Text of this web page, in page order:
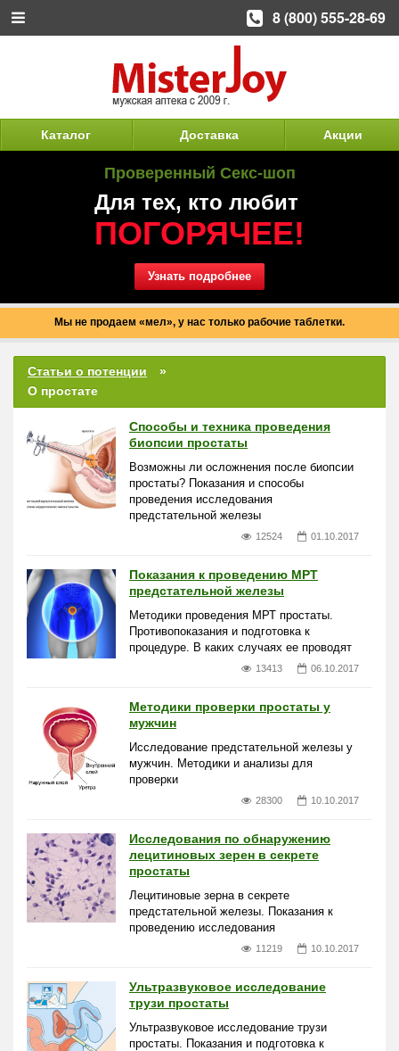
Каталог Доставка Акции
Проверенный Секс-шоп
Для тех, кто любит
ПОГОРЯЧЕЕ!
Узнать подробнее
Мы не продаем «мел», у нас только рабочие таблетки.
Статьи о потенции
О простате
Способы и техника проведения
биопсии простаты
Возможны ли осложнения после биопсии
простаты? Показания и способы
проведения исследования
предстательной железы
12524 01.10.2017
Показания к проведению МРТ
предстательной железы
Методики проведения МРТ простаты.
Противопоказания и подготовка к
процедуре. В каких случаях ее проводят
13413 06.10.2017
Методики проверки простаты у
мужчин
Исследование предстательной железы у
мужчин. Методики и анализы для
проверки
28300 10.10.2017
Исследования по обнаружению
лецитиновых зерен в секрете
простаты
Лецитиновые зерна в секрете
предстательной железы. Показания к
проведению исследования
11219 10.10.2017
Ультразвуковое исследование
трузи простаты
Ультразвуковое исследование трузи
простаты. Показания и подготовка к
8 (800) 555-28-69